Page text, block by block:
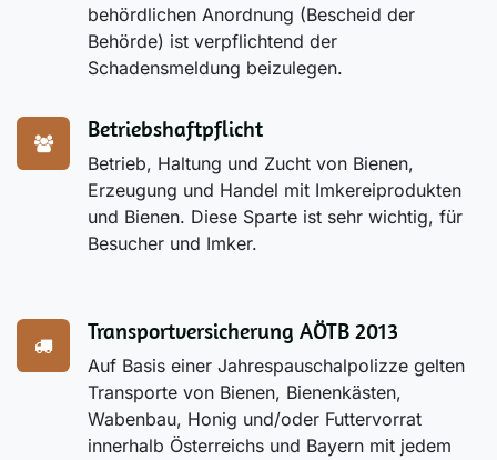
behördlichen Anordnung (Bescheid der
Behörde) ist verpflichtend der
Schadensmeldung beizulegen.
Betriebshaftpflicht
Betrieb, Haltung und Zucht von Bienen,
Erzeugung und Handel mit Imkereiprodukten
und Bienen. Diese Sparte ist sehr wichtig, für
Besucher und Imker.
Transportversicherung AÖTB 2013
Auf Basis einer Jahrespauschalpolizze gelten
Transporte von Bienen, Bienenkästen,
Wabenbau, Honig und/oder Futtervorrat
innerhalb Österreichs und Bayern mit jedem